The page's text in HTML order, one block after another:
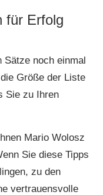
für Erfolg
Sätze noch einmal
Größe der Liste
Sie zu Ihren
Mario Wolosz
Sie diese Tipps
zu den
vertrauensvolle